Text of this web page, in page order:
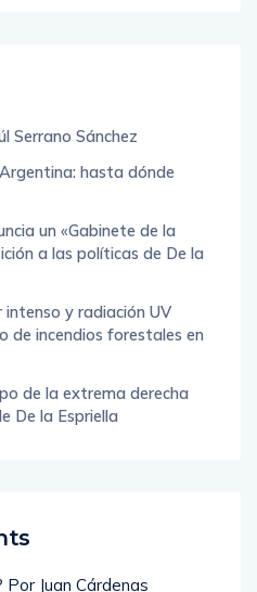
Serrano Sánchez
hasta dónde
un «Gabinete de la
a las políticas de De la
y radiación UV
de incendios forestales en
de la extrema derecha
De la Espriella
Por Juan Cárdenas